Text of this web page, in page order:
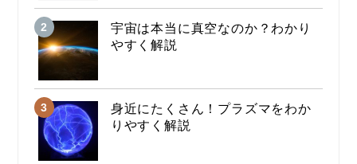
宇宙は本当に真空なのか？わかり
やすく解説
身近にたくさん！プラズマをわか
りやすく解説